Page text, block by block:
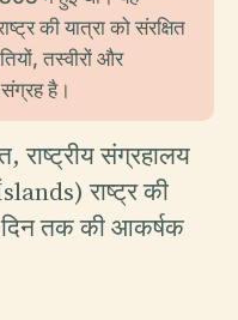
की यात्रा को संरक्षित
तस्वीरों और
संग्रह है।
राष्ट्रीय संग्रहालय
राष्ट्र की
दिन तक की आकर्षक